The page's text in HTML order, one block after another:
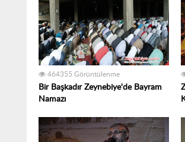
464355 Görüntülenme
Bir Başkadır Zeynebiye'de Bayram
Namazı